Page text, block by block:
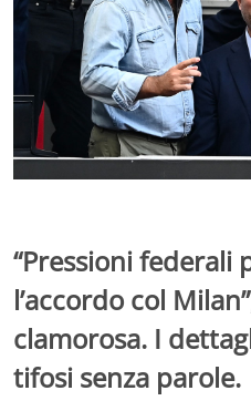
“Pressioni federali
l’accordo col
clamorosa. I
tifosi senza parole.